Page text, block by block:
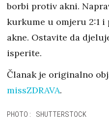
borbi protiv akni.
kurkume u omjeru 2:1
akne. Ostavite da
isperite.
Članak je originalno
missZDRAVA.
PHOTO: SHUTTERSTOCK